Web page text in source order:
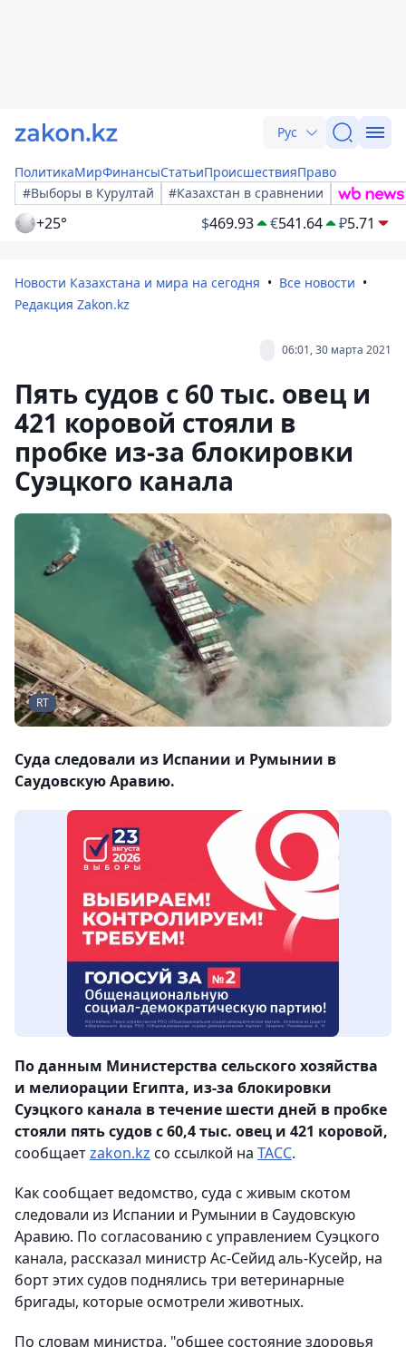
Рус
ПолитикаМирФинансыСтатьиПроисшествияПраво
#Выборы в Курултай
#Казахстан в сравнении
+25° $469.93 €541.64 ₽5.71
Новости Казахстана и мира на сегодня
Все новости
Редакция Zakon.kz
06:01, 30 марта 2021
Пять судов с 60 тыс. овец и
421 коровой стояли в
пробке из-за блокировки
Суэцкого канала
RT
Суда следовали из Испании и Румынии в
Саудовскую Аравию.
По данным Министерства сельского хозяйства
и мелиорации Египта, из-за блокировки
Суэцкого канала в течение шести дней в пробке
стояли пять судов с 60,4 тыс. овец и 421 коровой,
сообщаетzakon.kz со ссылкой на ТАСС.
Как сообщает ведомство, суда с живым скотом
следовали из Испании и Румынии в Саудовскую
Аравию. По согласованию с управлением Суэцкого
канала, рассказал министр Ас-Сейид аль-Кусейр, на
борт этих судов поднялись три ветеринарные
бригады, которые осмотрели животных.
По словам министра, "общее состояние здоровья